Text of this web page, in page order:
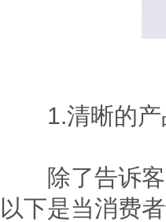
1.清晰的产
除了告诉客
以下是当消费